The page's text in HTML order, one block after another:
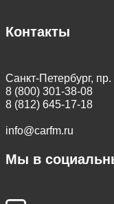
Контакты
Санкт-Петербург,
8 (800) 301-38-08
8 (812) 645-17-18
info@carfm.ru
Мы в